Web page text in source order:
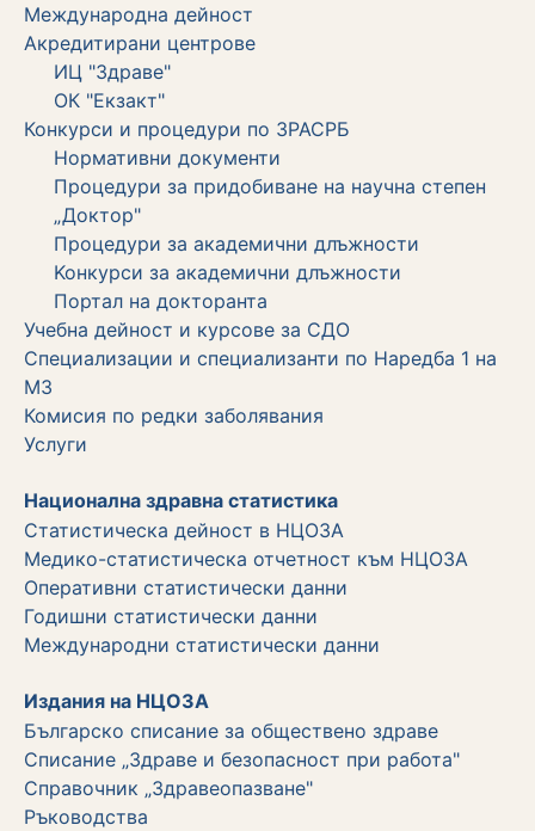
Международна дейност
Акредитирани центрове
ИЦ "Здраве"
ОК "Екзакт"
Конкурси и процедури по ЗРАСРБ
Нормативни документи
Процедури за придобиване на научна степен
„Доктор"
Процедури за академични длъжности
Koнкурси за академични длъжности
Портал на докторанта
Учебна дейност и курсове за СДО
Специализации и специализанти по Наредба 1 на
МЗ
Комисия по редки заболявания
Услуги
Национална здравна статистика
Статистическа дейност в НЦОЗА
Медико-статистическа отчетност към НЦОЗА
Оперативни статистически данни
Годишни статистически данни
Международни статистически данни
Издания на НЦОЗА
Българско списание за обществено здраве
Списание „Здраве и безопасност при работа"
Справочник „Здравеопазване"
Ръководства